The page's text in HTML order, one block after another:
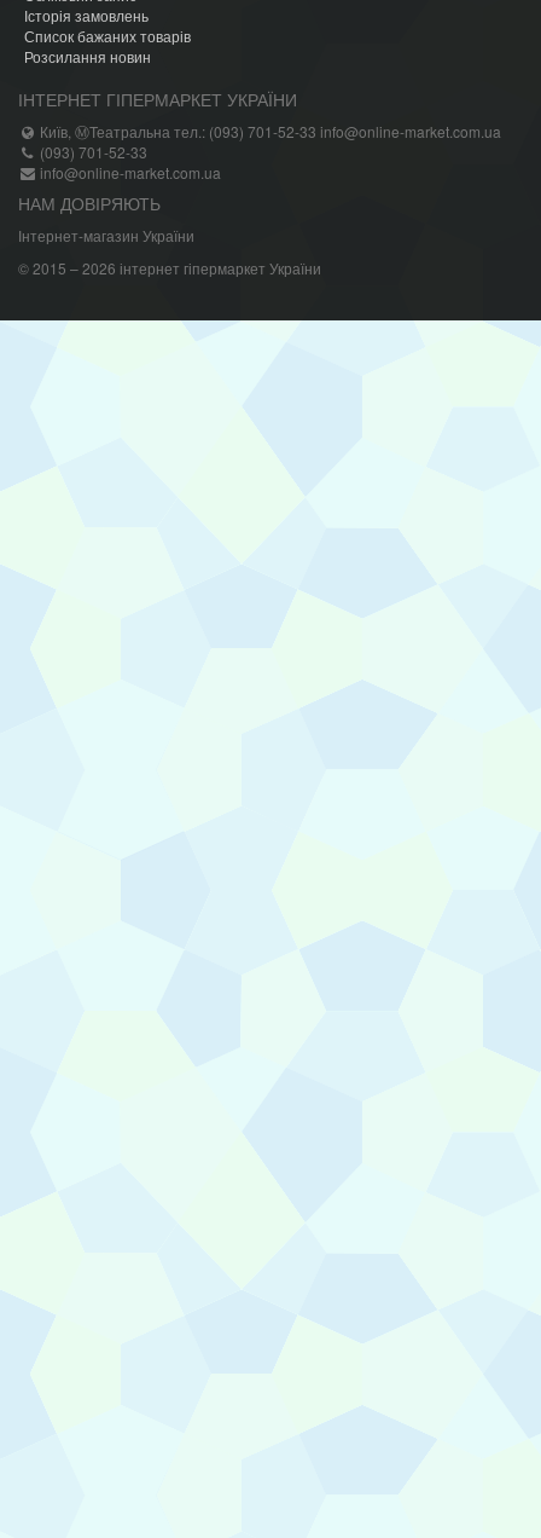
Історія замовлень
Список бажаних товарів
Розсилання новин
ІНТЕРНЕТ ГІПЕРМАРКЕТ УКРАЇНИ
Київ, ⓂТеатральна тел.: (093) 701-52-33 info@online-market.com.ua
(093) 701-52-33
info@online-market.com.ua
НАМ ДОВІРЯЮТЬ
Інтернет-магазин України
© 2015 – 2026 інтернет гіпермаркет України